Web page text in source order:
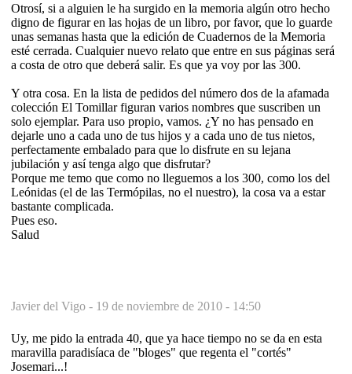
Otrosí, si a alguien le ha surgido en la memoria algún otro hecho
digno de figurar en las hojas de un libro, por favor, que lo guarde
unas semanas hasta que la edición de Cuadernos de la Memoria
esté cerrada. Cualquier nuevo relato que entre en sus páginas será
a costa de otro que deberá salir. Es que ya voy por las 300.
Y otra cosa. En la lista de pedidos del número dos de la afamada
colección El Tomillar figuran varios nombres que suscriben un
solo ejemplar. Para uso propio, vamos. ¿Y no has pensado en
dejarle uno a cada uno de tus hijos y a cada uno de tus nietos,
perfectamente embalado para que lo disfrute en su lejana
jubilación y así tenga algo que disfrutar?
Porque me temo que como no lleguemos a los 300, como los del
Leónidas (el de las Termópilas, no el nuestro), la cosa va a estar
bastante complicada.
Pues eso.
Salud
Javier del Vigo - 19 de noviembre de 2010 - 14:50
Uy, me pido la entrada 40, que ya hace tiempo no se da en esta
maravilla paradisíaca de "bloges" que regenta el "cortés"
Josemari...!